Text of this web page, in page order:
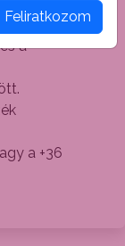
a
a
a +36
Feliratkozom